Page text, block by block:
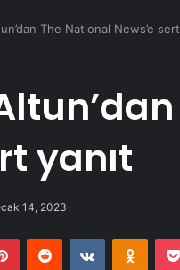
The National News’e sert
yanıt
14, 2023
PinterestReddit VKontakte